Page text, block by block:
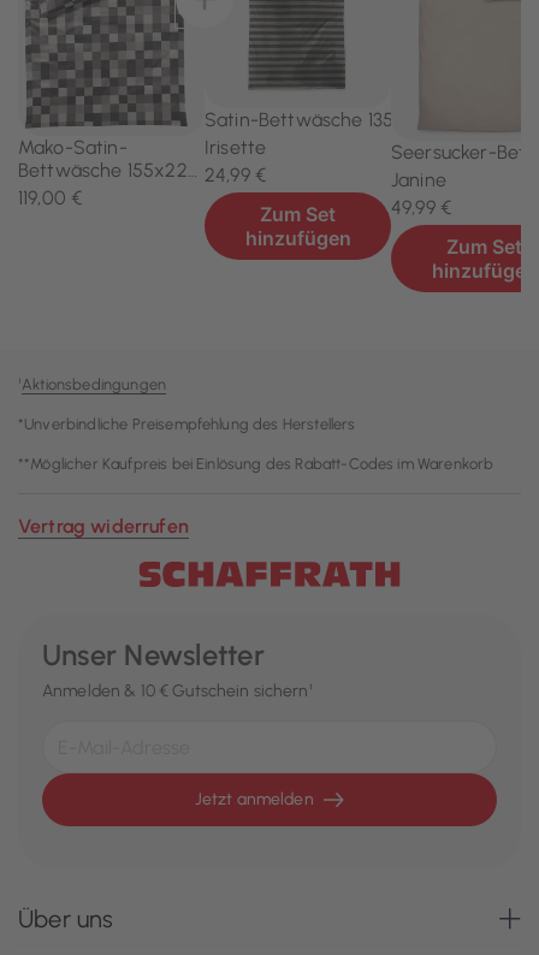
¹Aktionsbedingungen
*Unverbindliche Preisempfehlung des Herstellers
**Möglicher Kaufpreis bei Einlösung des Rabatt-Codes im Warenkorb
Vertrag widerrufen
Unser Newsletter
Anmelden & 10 € Gutschein sichern¹
Jetzt anmelden
Über uns